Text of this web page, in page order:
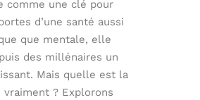
comme une clé pour
d’une santé aussi
que mentale, elle
des millénaires un
Mais quelle est la
vraiment ? Explorons